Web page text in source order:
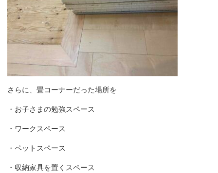
さらに、畳コーナーだった場所を
・お子さまの勉強スペース
・ワークスペース
・ペットスペース
・収納家具を置くスペース